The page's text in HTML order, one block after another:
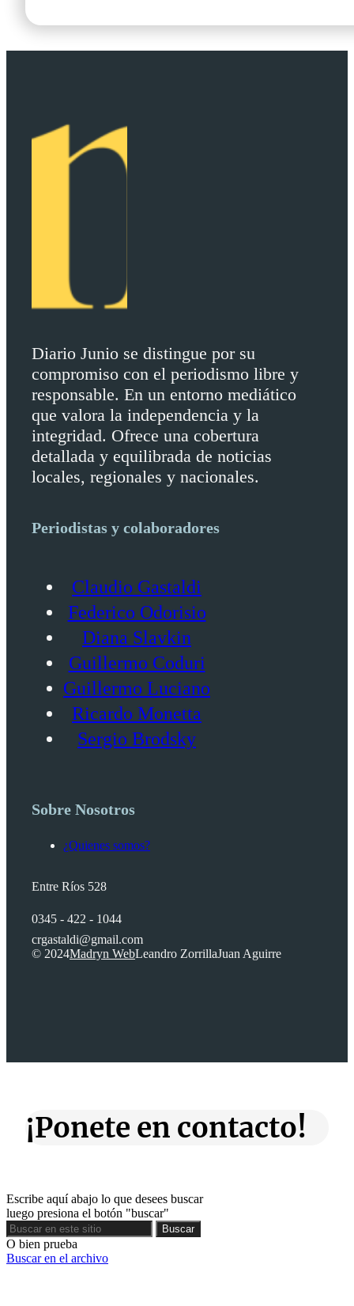
Diario Junio se distingue por su
compromiso con el periodismo libre y
responsable. En un entorno mediático
que valora la independencia y la
integridad. Ofrece una cobertura
detallada y equilibrada de noticias
locales, regionales y nacionales.
Periodistas y colaboradores
Claudio Gastaldi
Federico Odorisio
Diana Slavkin
Guillermo Coduri
Guillermo Luciano
Ricardo Monetta
Sergio Brodsky
Sobre Nosotros
¿Quienes somos?
Entre Ríos 528
0345 - 422 - 1044
crgastaldi@gmail.com
© 2024Madryn WebLeandro ZorrillaJuan Aguirre
¡Ponete en contacto!
Escribe aquí abajo lo que desees buscar
luego presiona el botón "buscar"
Buscar
Buscar
O bien prueba
Buscar en el archivo